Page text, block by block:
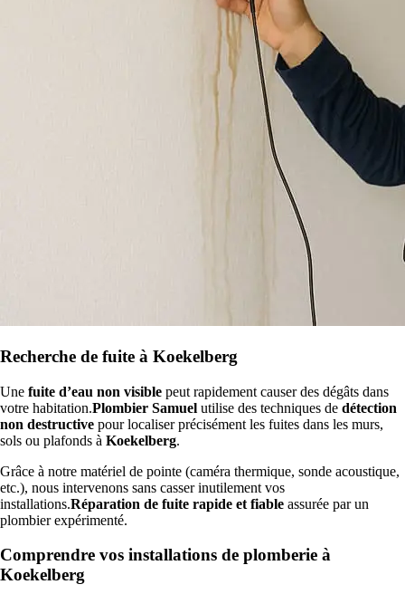
Recherche de fuite à Koekelberg
Une fuite d’eau non visible peut rapidement causer des dégâts dans
votre habitation.Plombier Samuel utilise des techniques de détection
non destructive pour localiser précisément les fuites dans les murs,
sols ou plafonds à Koekelberg.
Grâce à notre matériel de pointe (caméra thermique, sonde acoustique,
etc.), nous intervenons sans casser inutilement vos
installations.Réparation de fuite rapide et fiable assurée par un
plombier expérimenté.
Comprendre vos installations de plomberie à
Koekelberg